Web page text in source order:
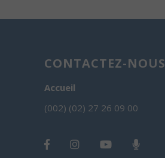
CONTACTEZ-NOUS
Accueil
(002) (02) 27 26 09 00